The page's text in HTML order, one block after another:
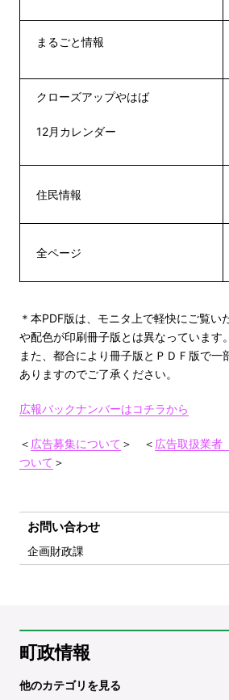
まるごと情報
クローズアップやはば
12月カレンダー
住民情報
全ページ
＊本PDF版は、モニタ上で軽快にご覧い
や配色が印刷冊子版とは異なっています。
また、都合により冊子版とＰＤＦ版で一
ありますのでご了承ください。
広報バックナンバーはコチラから
＜ 広告募集について ＞ ＜ 広告取扱業者
ついて ＞
お問い合わせ
企画財政課
町政情報
他のカテゴリを見る